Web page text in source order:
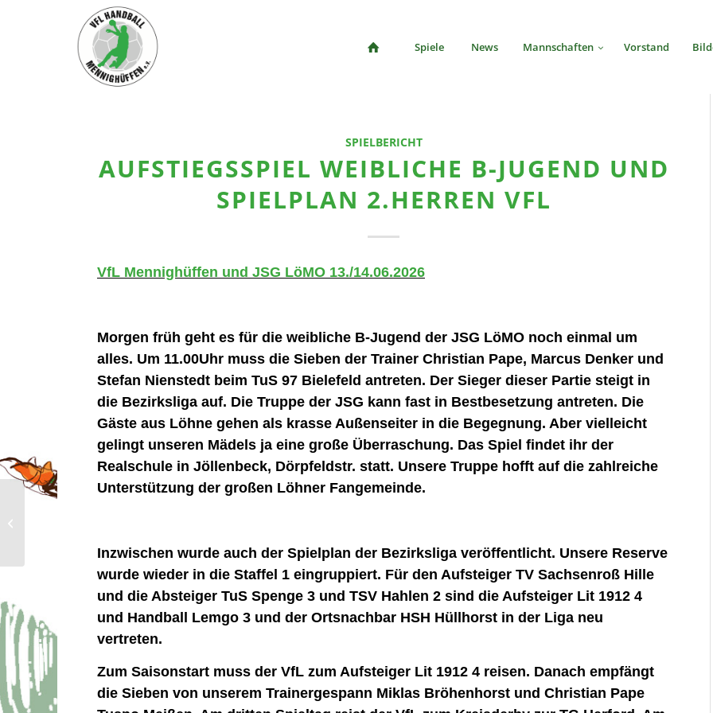
Spiele News Mannschaften Vorstand
SPIELBERICHT
AUFSTIEGSSPIEL WEIBLICHE B-JUGEND UND
SPIELPLAN 2.HERREN VFL
VfL Mennighüffen und JSG LöMO 13./14.06.2026
Morgen früh geht es für die weibliche B-Jugend der JSG LöMO noch einmal um
alles. Um 11.00Uhr muss die Sieben der Trainer Christian Pape, Marcus Denker und
Stefan Nienstedt beim TuS 97 Bielefeld antreten. Der Sieger dieser Partie steigt in
die Bezirksliga auf. Die Truppe der JSG kann fast in Bestbesetzung antreten. Die
Gäste aus Löhne gehen als krasse Außenseiter in die Begegnung. Aber vielleicht
gelingt unseren Mädels ja eine große Überraschung. Das Spiel findet ihr der
Realschule in Jöllenbeck, Dörpfeldstr. statt. Unsere Truppe hofft auf die zahlreiche
Unterstützung der großen Löhner Fangemeinde.
Inzwischen wurde auch der Spielplan der Bezirksliga veröffentlicht. Unsere Reserve
wurde wieder in die Staffel 1 eingruppiert. Für den Aufsteiger TV Sachsenroß Hille
und die Absteiger TuS Spenge 3 und TSV Hahlen 2 sind die Aufsteiger Lit 1912 4
und Handball Lemgo 3 und der Ortsnachbar HSH Hüllhorst in der Liga neu
vertreten.
Zum Saisonstart muss der VfL zum Aufsteiger Lit 1912 4 reisen. Danach empfängt
die Sieben von unserem Trainergespann Miklas Bröhenhorst und Christian Pape